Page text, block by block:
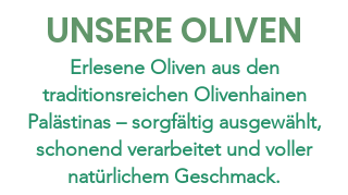
UNSERE OLIVEN
Erlesene Oliven aus den
traditionsreichen Olivenhainen
Palästinas – sorgfältig ausgewählt,
schonend verarbeitet und voller
natürlichem Geschmack.